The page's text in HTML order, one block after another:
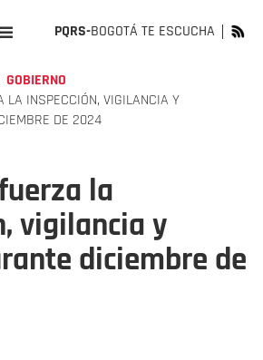
PQRS-BOGOTÁ TE ESCUCHA
GOBIERNO
LA INSPECCIÓN, VIGILANCIA Y
DE 2024
la
vigilancia y
diciembre de